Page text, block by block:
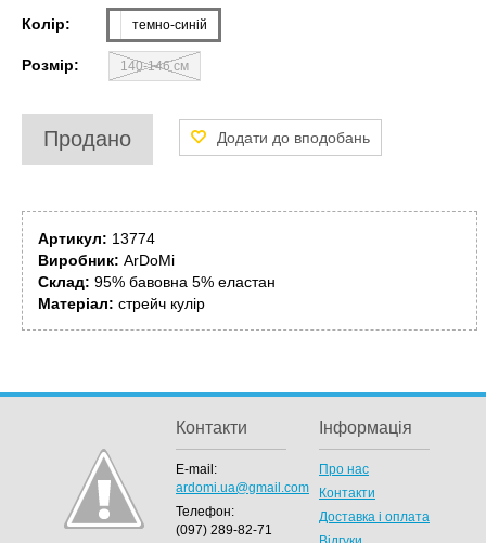
Колір: темно-синій
Розмір: 140-146 см
Продано
Артикул: 13774
Виробник: ArDoMi
Склад: 95% бавовна 5% еластан
Матеріал: стрейч кулір
Контакти
E-mail:
ardomi.ua@gmail.com
Телефон:
(097) 289-82-71
Інформація
Про нас
Контакти
Доставка і оплата